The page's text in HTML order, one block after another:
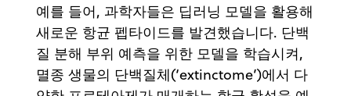
예를 들어, 과학자들은 딥러닝 모델을 활용해
새로운 항균 펩타이드를 발견했습니다. 단백
질 분해 부위 예측을 위한 모델을 학습시켜,
멸종 생물의 단백질체(‘extinctome’)에서 다